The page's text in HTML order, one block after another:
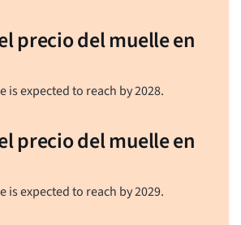
precio del muelle en
is expected to reach by 2028.
precio del muelle en
is expected to reach by 2029.